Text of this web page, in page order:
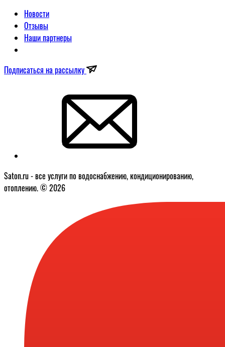
Новости
Отзывы
Наши партнеры
Подписаться на рассылку
Saton.ru - все услуги по водоснабжению, кондиционированию,
отоплению. © 2026